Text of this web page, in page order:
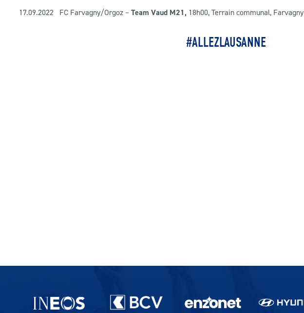
17.09.2022 FC Farvagny/Orgoz – Team Vaud M21, 18h00, Terrain communal, Farvagny
#ALLEZLAUSANNE
Partenaires du lausanne-Sport